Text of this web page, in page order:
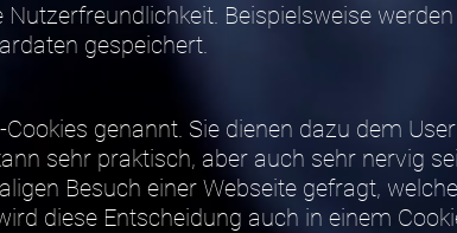
Beispielsweise
gespeichert.
genannt. Sie dienen dazu dem
sehr praktisch, aber auch sehr nervig
Besuch einer Webseite gefragt,
diese Entscheidung auch in einem